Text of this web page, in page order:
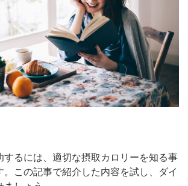
するには、適切な摂取カロリーを知る事
。この記事で紹介した内容を試し、ダイ